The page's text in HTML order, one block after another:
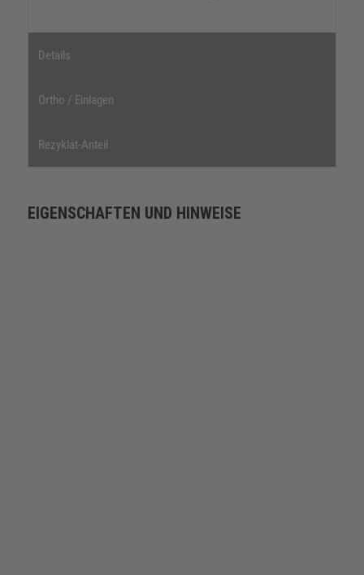
Details
Ortho / Einlagen
Rezyklat-Anteil
EIGENSCHAFTEN UND HINWEISE